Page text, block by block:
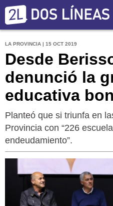
LA PROVINCIA | 15 OCT 2019
Desde
denunció la
educativa
Planteó que si triunfa en
Provincia con “226
endeudamiento”.